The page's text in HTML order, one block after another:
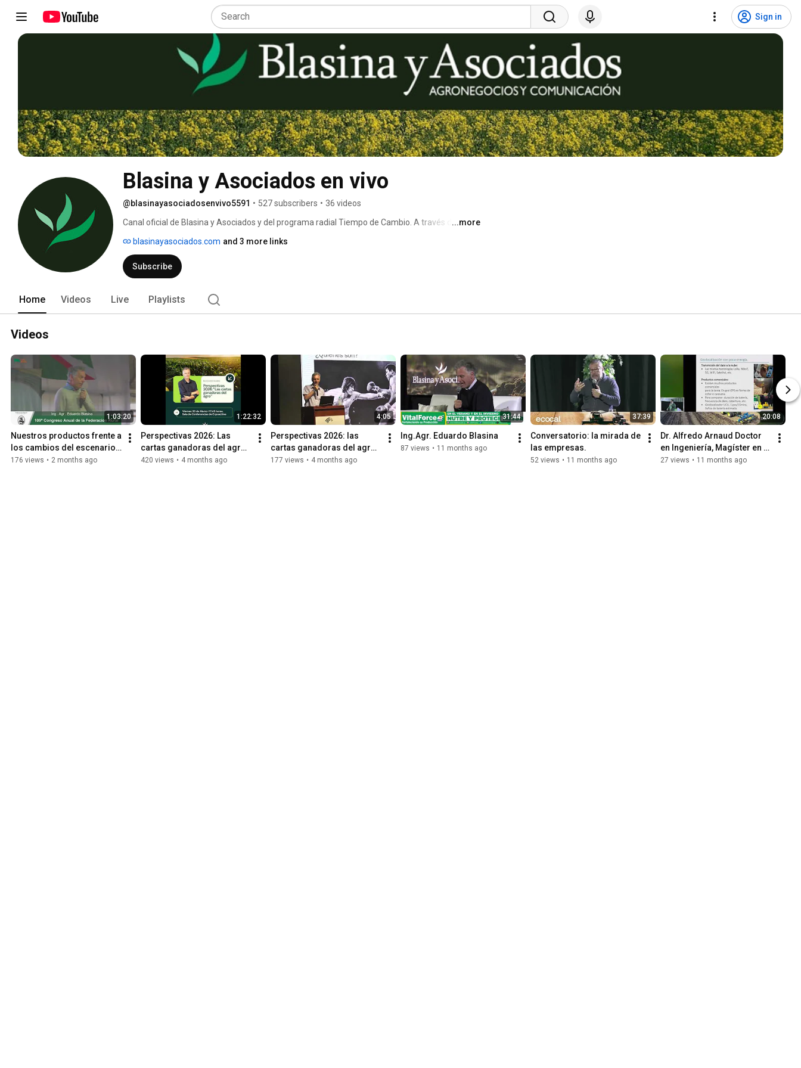
Sign in
Blasina y Asociados en vivo
@blasinayasociadosenvivo5591 • 527 subscribers • 36 videos
Canal oficial de Blasina y Asociados y del programa radial Tiempo de Cambio. A través de este
...more
blasinayasociados.com and 3 more links
Subscribe
Home Videos Live Playlists
Videos
1:03:20
Nuestros productos frente a
los cambios del escenario
internacional
176 views • 2 months ago
1:22:32
Perspectivas 2026: Las
cartas ganadoras del agro.
Conferencia Eduardo
420 views • 4 months ago
4:05
Perspectivas 2026: las
cartas ganadoras del agro.
Conferencia Expoactiva
177 views • 4 months ago
31:44
Ing.Agr. Eduardo Blasina
87 views • 11 months ago
37:39
Conversatorio: la mirada de
las empresas.
52 views • 11 months ago
20:08
Dr. Alfredo Arnaud Doctor
en Ingeniería, Magíster en
Ingeniería Eléctrica.
27 views • 11 months ago